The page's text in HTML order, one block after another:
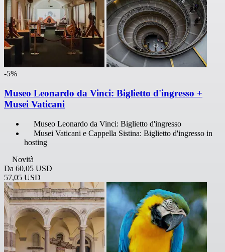
-5%
Museo Leonardo da Vinci: Biglietto d'ingresso +
Musei Vaticani
Museo Leonardo da Vinci: Biglietto d'ingresso
Musei Vaticani e Cappella Sistina: Biglietto d'ingresso in
hosting
Novità
Da 60,05 USD
57,05 USD